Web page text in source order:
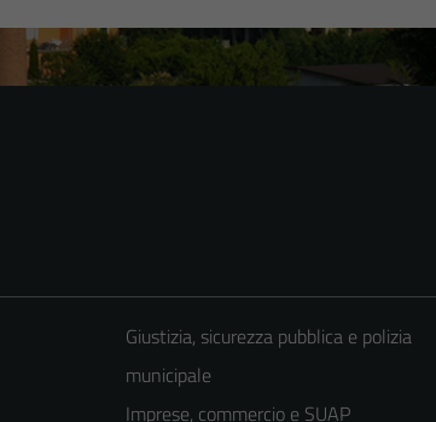
Giustizia, sicurezza pubblica e polizia
municipale
Imprese, commercio e SUAP